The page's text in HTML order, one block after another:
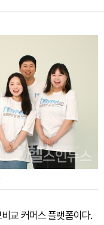
교 커머스 플랫폼이다.